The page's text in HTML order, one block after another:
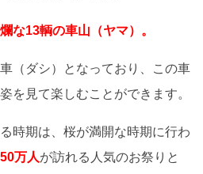
な13輌の車山（ヤマ）。
（ダシ）となっており、この車
を見て楽しむことができます。
時期は、桜が満開な時期に行わ
50万人が訪れる人気のお祭りと